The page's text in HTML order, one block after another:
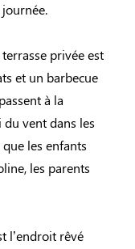
privée est
et un barbecue
à la
vent dans les
les enfants
les parents
l’endroit rêvé